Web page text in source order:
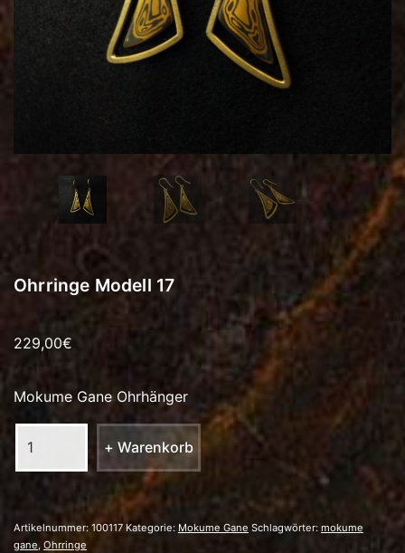
Ohrringe Modell 17
229,00€
Mokume Gane Ohrhänger
Menge
+ Warenkorb
Artikelnummer: 100117 Kategorie: Mokume Gane Schlagwörter: mokume
gane, Ohrringe